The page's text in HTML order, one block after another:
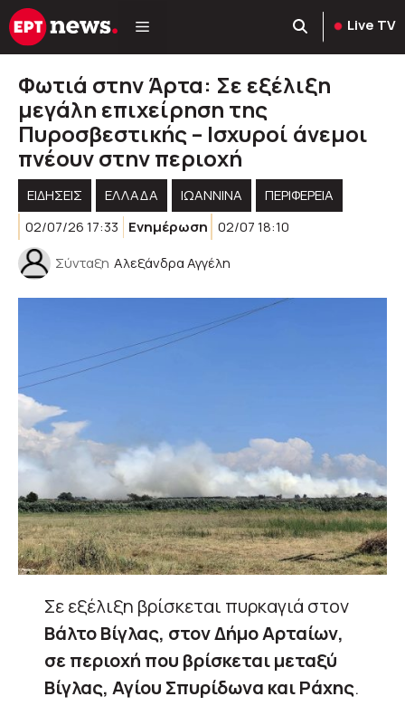
Μετάβαση
σε
Live TV
Φωτιά στην Άρτα: Σε εξέλιξη
μεγάλη επιχείρηση της
Πυροσβεστικής – Ισχυροί άνεμοι
πνέουν στην περιοχή
ΕΙΔΗΣΕΙΣ ΕΛΛΑΔΑ ΙΩΑΝΝΙΝΑ
ΠΕΡΙΦΈΡΕΙΑ
02/07/26 17:33
Ενημέρωση 02/07 18:10
Σύνταξη Αλεξάνδρα Αγγέλη
Σε εξέλιξη βρίσκεται πυρκαγιά στον
Βάλτο Βίγλας, στον Δήμο Αρταίων,
σε περιοχή που βρίσκεται μεταξύ
Βίγλας, Αγίου Σπυρίδωνα και Ράχης.